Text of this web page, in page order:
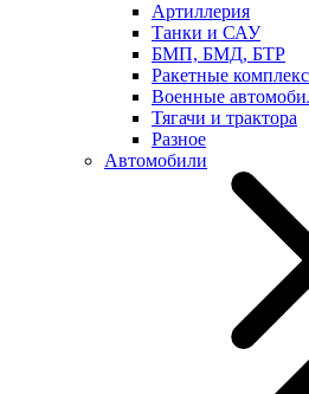
Артиллерия
Танки и САУ
БМП, БМД, БТР
Ракетные
Военные
Тягачи и трактора
Разное
Автомобили